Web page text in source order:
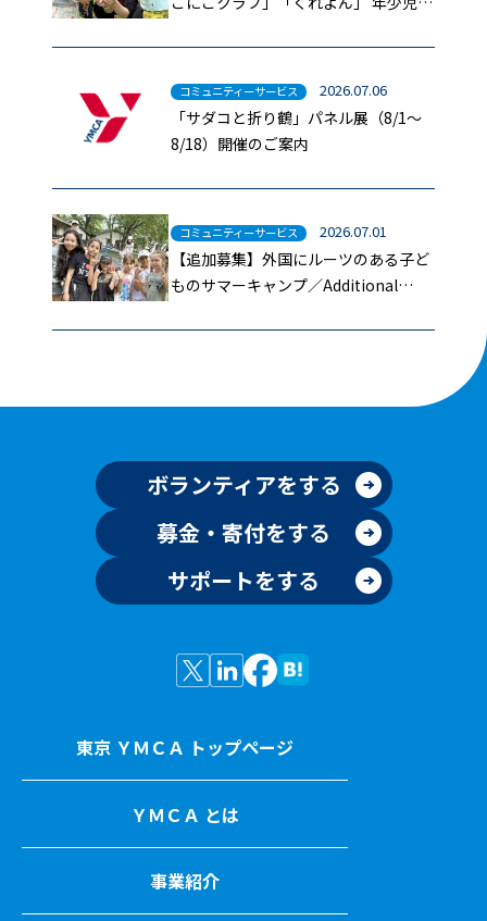
コミュニティーサービス 2026.07.06
「サダコと折り鶴」パネル展（8/1～
8/18）開催のご案内
コミュニティーサービス 2026.07.01
【追加募集】外国にルーツのある子ど
ものサマーキャンプ／Additional
Children with International
ボランティアをする
募金・寄付をする
サポートをする
東京 ＹＭＣＡ トップページ
ＹＭＣＡ とは
事業紹介